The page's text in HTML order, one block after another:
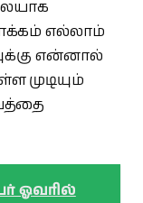
எல்லாம்
என்னால்
முடியும்
ஓவரில்